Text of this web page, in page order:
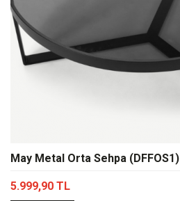
May Metal Orta Sehpa (DFFOS1)
5.999,90 TL